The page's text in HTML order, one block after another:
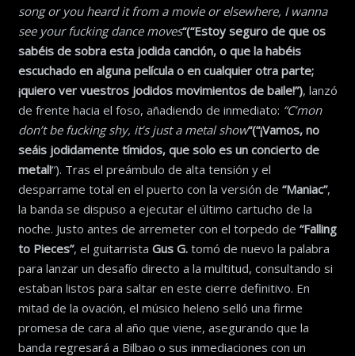
song or you heard it from a movie or elsewhere, I wanna
see your fucking dance moves“(“Estoy seguro de que os
sabéis de sobra esta jodida canción, o que la habéis
escuchado en alguna película o en cualquier otra parte;
¡quiero ver vuestros jodidos movimientos de baile!”), lanzó
de frente hacia el foso, añadiendo de inmediato: “C’mon
don’t be fucking shy, it’s just a metal show“(“¡Vamos, no
seáis jodidamente tímidos, que solo es un concierto de
metal!“). Tras el preámbulo de alta tensión y el
desparrame total en el puerto con la versión de “Maniac”,
la banda se dispuso a ejecutar el último cartucho de la
noche. Justo antes de arremeter con el torpedo de “Falling
to Pieces”, el guitarrista Gus G.tomó de nuevo la palabra
para lanzar un desafío directo a la multitud, consultando si
estaban listos para saltar en este cierre definitivo. En
mitad de la ovación, el músico heleno selló una firme
promesa de cara al año que viene, asegurando que la
banda regresará a Bilbao o sus inmediaciones con un